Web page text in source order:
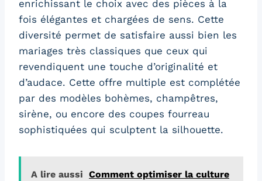
enrichissant le choix avec des pièces à la
fois élégantes et chargées de sens. Cette
diversité permet de satisfaire aussi bien les
mariages très classiques que ceux qui
revendiquent une touche d’originalité et
d’audace. Cette offre multiple est complétée
par des modèles bohèmes, champêtres,
sirène, ou encore des coupes fourreau
sophistiquées qui sculptent la silhouette.
A lire aussi Comment optimiser la culture